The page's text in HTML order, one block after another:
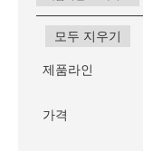
모두 지우기
제품라인
가격